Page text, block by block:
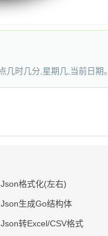
时几分,星期几,当前日期。
Json格式化(左右)
Json生成Go结构体
Json转Excel/CSV格式